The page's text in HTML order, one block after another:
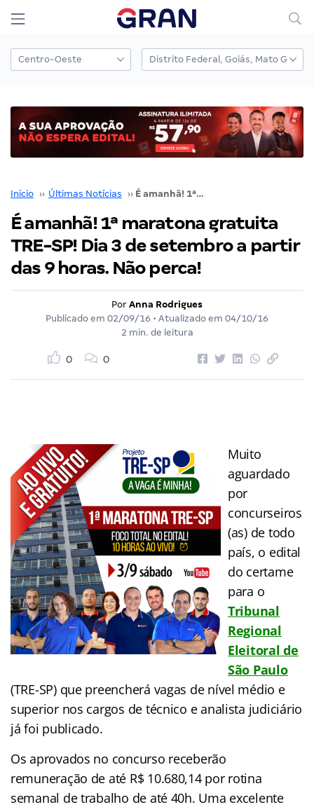
Início ›› Últimas Notícias ›› É amanhã! 1ª maratona gratuita TRE-SP! Dia 3 de setembro a partir das 9 horas. Não perca!
É amanhã! 1ª maratona gratuita
TRE-SP! Dia 3 de setembro a partir
das 9 horas. Não perca!
Por Anna Rodrigues
Publicado em 02/09/16 • Atualizado em 04/10/16
2 min. de leitura
0 0
Muito
aguardado
por
concurseiros
(as) de todo
país, o edital
do certame
para o
Tribunal
Regional
Eleitoral de
São Paulo
(TRE-SP) que preencherá vagas de nível médio e
superior nos cargos de técnico e analista judiciário
já foi publicado.
Os aprovados no concurso receberão
remuneração de até R$ 10.680,14 por rotina
semanal de trabalho de até 40h. Uma excelente